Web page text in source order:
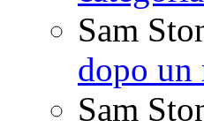
Sam
dopo un
Sam